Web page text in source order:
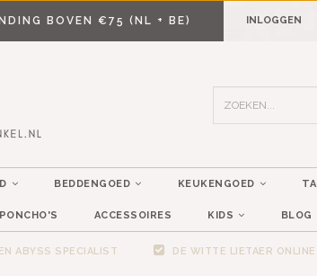
BOVEN €75 (NL + BE) INLOGGEN
BEDDENGOED KEUKENGOED
PONCHO'S ACCESSOIRES KIDS BLOG
ABYSS SPECIALIST DE WITTE LIETAER